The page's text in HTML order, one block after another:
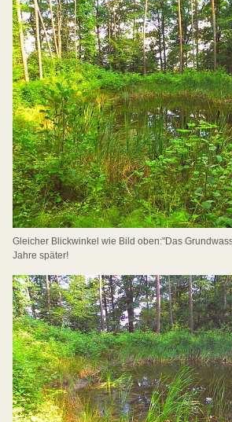
Gleicher Blickwinkel wie Bild oben:"Das
Jahre später!